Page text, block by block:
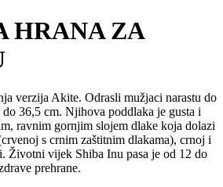
HRANA ZA
verzija Akite. Odrasli mužjaci narastu do
do 36,5 cm. Njihova poddlaka je gusta i
ravnim gornjim slojem dlake koja dolazi
s crnim zaštitnim dlakama), crnoj i
Životni vijek Shiba Inu pasa je od 12 do
prehrane.